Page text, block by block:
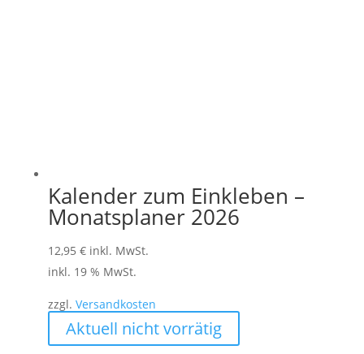
Kalender zum Einkleben –
Monatsplaner 2026
12,95 € inkl. MwSt.
inkl. 19 % MwSt.
zzgl. Versandkosten
Aktuell nicht vorrätig